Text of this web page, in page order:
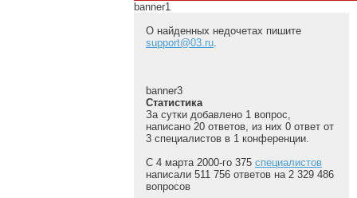
banner1
О найденных недочетах пишите
support@03.ru.
banner3
Статистика
За сутки добавлено 1 вопрос,
написано 20 ответов, из них 0 ответ от
3 специалистов в 1 конференции.
С 4 марта 2000-го 375 специалистов
написали 511 756 ответов на 2 329 486
вопросов